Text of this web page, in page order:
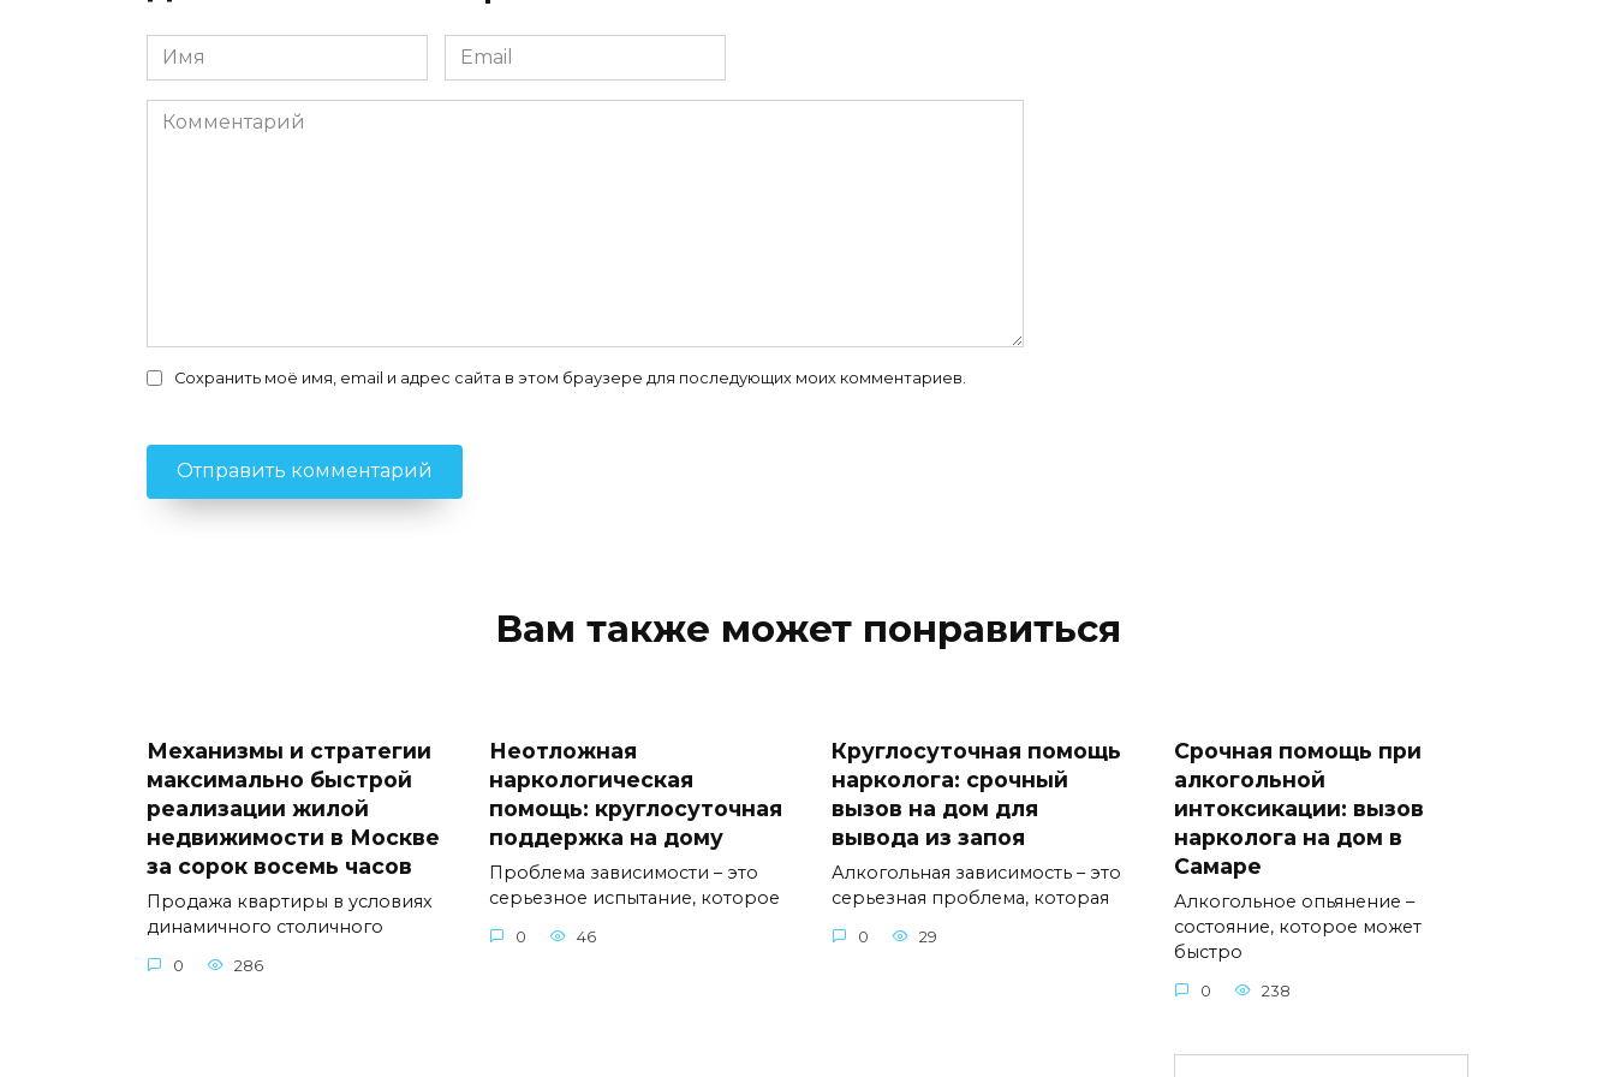
Имя
*
Email
*
Комментарий
Сохранить моё имя, email и адрес сайта в этом браузере для последующих моих комментариев.
Вам также может понравиться
Механизмы и стратегии
максимально быстрой
реализации жилой
недвижимости в Москве
за сорок восемь часов
Продажа квартиры в условиях
динамичного столичного
0 286
Неотложная
наркологическая
помощь: круглосуточная
поддержка на дому
Проблема зависимости – это
серьезное испытание, которое
0 46
Круглосуточная помощь
нарколога: срочный
вызов на дом для
вывода из запоя
Алкогольная зависимость – это
серьезная проблема, которая
0 29
Срочная помощь при
алкогольной
интоксикации: вызов
нарколога на дом в
Самаре
Алкогольное опьянение –
состояние, которое может
быстро
0 238